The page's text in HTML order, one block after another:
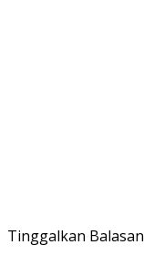
Tinggalkan Balasan